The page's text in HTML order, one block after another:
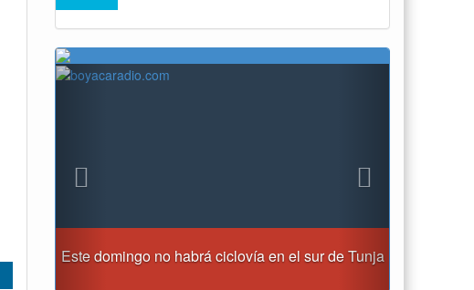
Reporte del tiempo en Boyacá para el jueves
Previous